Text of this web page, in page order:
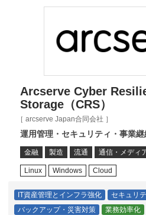
Arcserve Cyber
Storage（CRS）
［ arcserve Japan合同会社 ］
運用管理・セキュリティ・事業
金融 製造 流通 通信・メディ
Linux Windows Cloud
IT資産管理とインフラ強化
セキュリ
バックアップ・災害対策
業務効率化